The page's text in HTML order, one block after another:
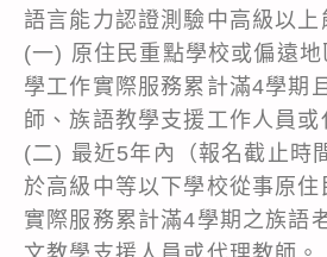
語言能力認證測驗中高級以上
(一) 原住民重點學校或偏遠
學工作實際服務累計滿4學期
師、族語教學支援工作人員或
(二) 最近5年內（報名截止時
於高級中等以下學校從事原
實際服務累計滿4學期之族語